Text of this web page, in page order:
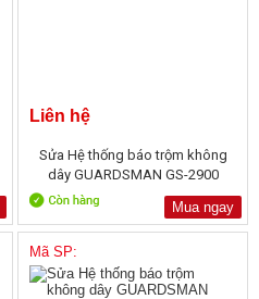
Liên hệ
Sửa Hệ thống báo trộm không
dây GUARDSMAN GS-2900
Mua ngay
Mã SP: